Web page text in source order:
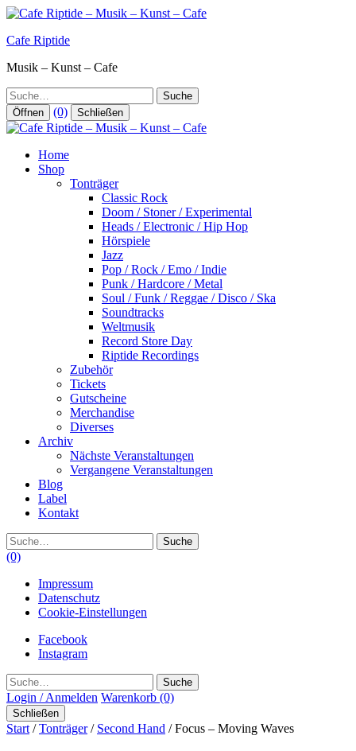
Zum
springen
Cafe Riptide
Musik – Kunst – Cafe
Suche
Öffnen (0) Schließen
Home
Shop
Tonträger
Classic Rock
Doom / Stoner / Experimental
Heads / Electronic / Hip Hop
Hörspiele
Jazz
Pop / Rock / Emo / Indie
Punk / Hardcore / Metal
Soul / Funk / Reggae / Disco / Ska
Soundtracks
Weltmusik
Record Store Day
Riptide Recordings
Zubehör
Tickets
Gutscheine
Merchandise
Diverses
Archiv
Nächste Veranstaltungen
Vergangene Veranstaltungen
Blog
Label
Kontakt
Suche
(0)
Impressum
Datenschutz
Cookie-Einstellungen
Facebook
Instagram
Suche
Login / Anmelden Warenkorb (0)
Schließen
Start /Tonträger/ Second Hand / Focus – Moving Waves